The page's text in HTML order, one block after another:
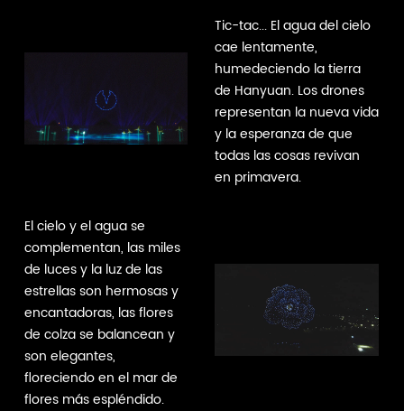
Tic-tac... El agua del cielo
cae lentamente,
humedeciendo la tierra
de Hanyuan. Los drones
representan la nueva vida
y la esperanza de que
todas las cosas revivan
en primavera.
El cielo y el agua se
complementan, las miles
de luces y la luz de las
estrellas son hermosas y
encantadoras, las flores
de colza se balancean y
son elegantes,
floreciendo en el mar de
flores más espléndido.